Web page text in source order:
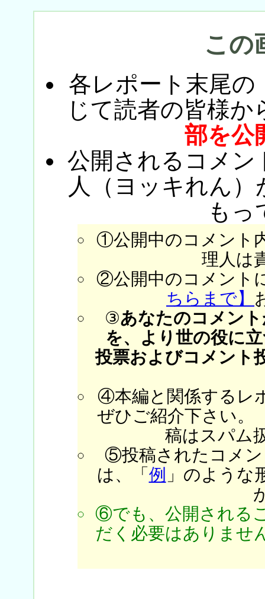
この
各レポート末尾の
じて読者の皆様か
部を公
公開されるコメン
人（ヨッキれん
もっ
①公開中のコメント
理人は
②公開中のコメント
ちらまで】
③あなたのコメン
を、より世の役に
投票およびコメント
④本編と関係するレ
ぜひご紹介下さい。
稿はスパム
⑤投稿されたコメン
は、「 例 」のような
⑥でも、公開される
だく必要はありませ